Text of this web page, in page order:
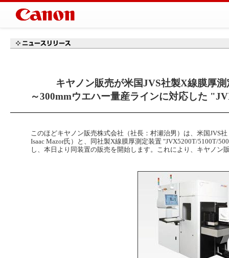
キヤノン販売が米国JVS社製X線膜厚
～300mmウエハー量産ラインに対応した
このほどキヤノン販売株式会社（社長：村瀬治男）は、米国JVS社
Isaac Mazor氏）と、同社製X線膜厚測定装置 "JVX5200T/5100T/
し、本日より同装置の販売を開始します。これにより、キヤノン